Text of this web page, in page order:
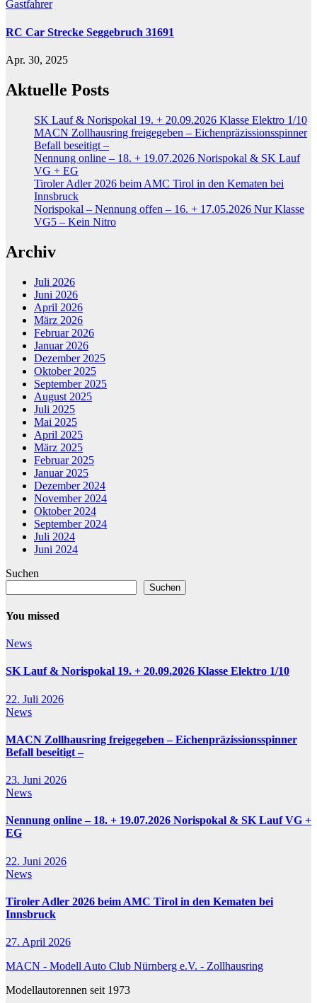
Gastfahrer
RC Car Strecke Seggebruch 31691
Apr. 30, 2025
Aktuelle Posts
SK Lauf & Norispokal 19. + 20.09.2026 Klasse Elektro 1/10
MACN Zollhausring freigegeben – Eichenpräzissionsspinner
Befall beseitigt –
Nennung online – 18. + 19.07.2026 Norispokal & SK Lauf
VG + EG
Tiroler Adler 2026 beim AMC Tirol in den Kematen bei
Innsbruck
Norispokal – Nennung offen – 16. + 17.05.2026 Nur Klasse
VG5 – Kein Nitro
Archiv
Juli 2026
Juni 2026
April 2026
März 2026
Februar 2026
Januar 2026
Dezember 2025
Oktober 2025
September 2025
August 2025
Juli 2025
Mai 2025
April 2025
März 2025
Februar 2025
Januar 2025
Dezember 2024
November 2024
Oktober 2024
September 2024
Juli 2024
Juni 2024
Suchen
Suchen
You missed
News
SK Lauf & Norispokal 19. + 20.09.2026 Klasse Elektro 1/10
22. Juli 2026
News
MACN Zollhausring freigegeben – Eichenpräzissionsspinner
Befall beseitigt –
23. Juni 2026
News
Nennung online – 18. + 19.07.2026 Norispokal & SK Lauf VG +
EG
22. Juni 2026
News
Tiroler Adler 2026 beim AMC Tirol in den Kematen bei
Innsbruck
27. April 2026
MACN - Modell Auto Club Nürnberg e.V. - Zollhausring
Modellautorennen seit 1973